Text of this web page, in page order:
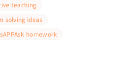
teaching
solving ideas
homework